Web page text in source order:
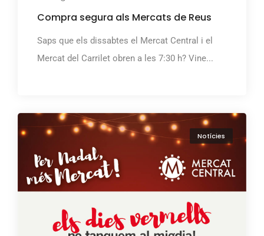
Compra segura als Mercats de Reus
Saps que els dissabtes el Mercat Central i el
Mercat del Carrilet obren a les 7:30 h? Vine...
Notícies